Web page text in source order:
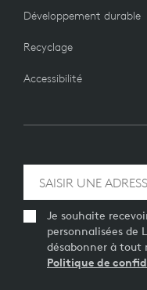
Développement durable
Recyclage
Accessibilité
Je souhaite
personnalisées de
désabonner à tout
Politique de